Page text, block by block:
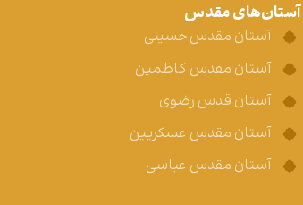
آستان‌های مقدس
آستان مقدس حسینی
آستان مقدس کاظمین
آستان قدس رضوی
آستان مقدس عسکریین
آستان مقدس عباسی